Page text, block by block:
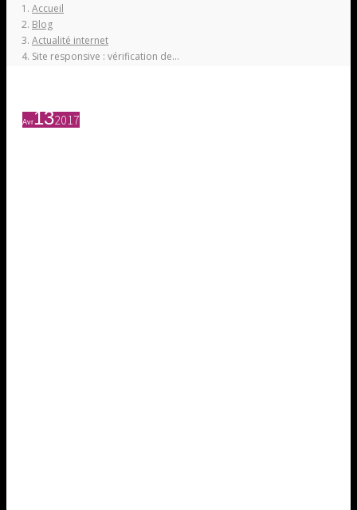
Accueil
Blog
Actualité internet
Site responsive : vérification de…
Avr132017